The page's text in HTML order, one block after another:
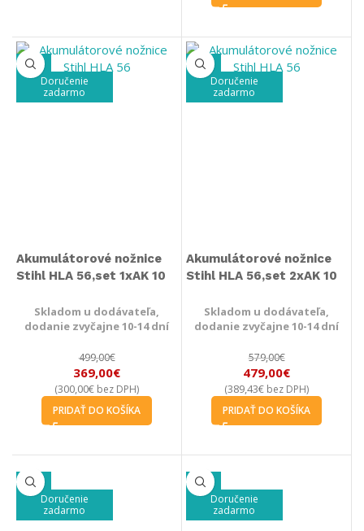
-26%
Doručenie
zadarmo
Akumulátorové nožnice
Stihl HLA 56,set 1xAK 10
Skladom u dodávateľa,
dodanie zvyčajne 10-14 dní
499,00€
369,00€
(300,00€ bez DPH)
PRIDAŤ DO KOŠÍKA
-17%
Doručenie
zadarmo
Akumulátorové nožnice
Stihl HLA 56,set 2xAK 10
Skladom u dodávateľa,
dodanie zvyčajne 10-14 dní
579,00€
479,00€
(389,43€ bez DPH)
PRIDAŤ DO KOŠÍKA
-30%
Doručenie
zadarmo
-22%
Doručenie
zadarmo